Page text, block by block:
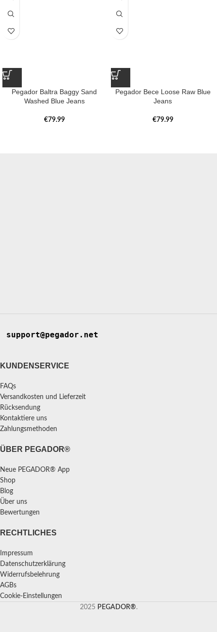
Pegador Baltra Baggy Sand
Washed Blue Jeans
€79.99
Pegador Bece Loose Raw Blue
Jeans
€79.99
support@pegador.net
KUNDENSERVICE
FAQs
Versandkosten und Lieferzeit
Rücksendung
Kontaktiere uns
Zahlungsmethoden
ÜBER PEGADOR®
Neue PEGADOR® App
Shop
Blog
Über uns
Bewertungen
RECHTLICHES
Impressum
Datenschutzerklärung
Widerrufsbelehrung
AGBs
Cookie-Einstellungen
2025 PEGADOR®.